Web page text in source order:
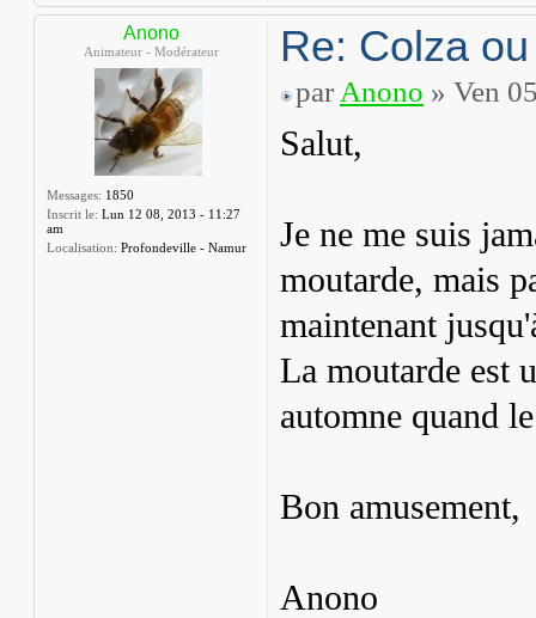
Anono
Animateur - Modérateur
Messages: 1850
Inscrit le: Lun 12 08, 2013 - 11:27
am
Localisation: Profondeville - Namur
Re: Colza
par Anono » Ven
Salut,
Je ne me suis
moutarde, mais
maintenant
La moutarde est
automne quand
Bon amusement,
Anono